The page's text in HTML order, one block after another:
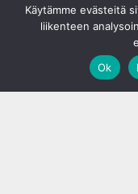
Käytämme evästeitä
liikenteen
Ok